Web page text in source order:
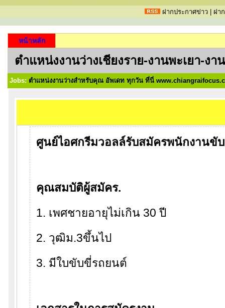
ฝากประกาศข่าว| ฝา
หน้าหลัก
ตำแหน่งงานว่างเชียงราย-งานพะเยา-ง
Jobs: ตำแหน่งงานว่างสำหรับคุณ อัพเดท ทุกวัน ที่นี่
ศูนย์ไอศกรีมวอลล์รับสมัครพนักงานขั
คุณสมบัติผู้สมัคร.
1. เพศชายอายุไม่เกิน 30 ปี
2. วุฒิม.3ขึ้นไป
3. มีใบขับขี่รถยนต์